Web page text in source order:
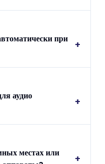
при
+
аудио
+
местах или
+